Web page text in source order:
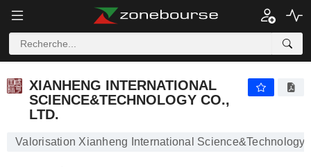
XIANHENG INTERNATIONAL
SCIENCE&TECHNOLOGY CO.,
LTD.
Valorisation Xianheng International Science&Technology